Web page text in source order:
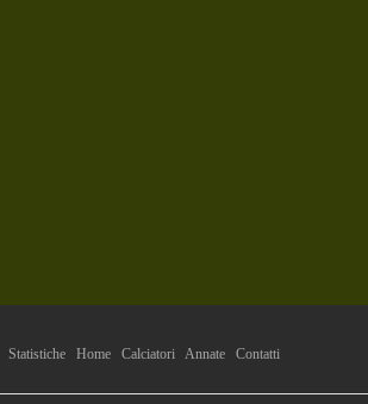
Statistiche Home Calciatori Annate Contatti